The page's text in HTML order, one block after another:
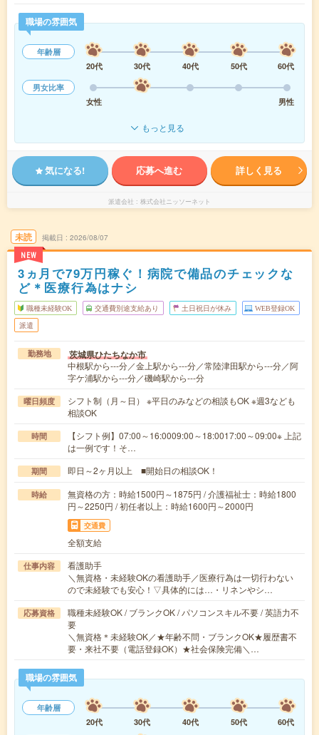
職場の雰囲気
年齢層
20代
30代 40代 50代
60代
男女比率
女性
男性
もっと見る
気になる! 応募へ進む 詳しく見る
派遣会社 株式会社ニッソーネット
未読
NEW
掲載日 2026/08/07
3ヵ月で79万円稼ぐ！病院で備品のチェックな
ど＊医療行為はナシ
職種未経験OK 交通費別途支給あり 土日祝日が休み WEB登録OK
派遣
勤務地 茨城県ひたちなか市
中根駅から---分／金上駅から---分／常陸津田駅から---分／阿
字ケ浦駅から---分／磯崎駅から---分
曜日頻度
シフト制（月～日） ※平日のみなどの相談もOK ※週3なども
相談OK
時間
【シフト例】07:00～16:0009:00～18:0017:00～09:00※ 上記
は一例です！そ…
期間 即日～2ヶ月以上 ■開始日の相談OK！
時給
無資格の方：時給1500円～1875円 / 介護福祉士：時給1800
円～2250円 / 初任者以上：時給1600円～2000円
交通費
全額支給
仕事内容
看護助手
＼無資格・未経験OKの看護助手／医療行為は一切行わない
ので未経験でも安心！▽具体的には…・リネンやシ…
応募資格
職種未経験OK / ブランクOK / パソコンスキル不要 / 英語力不
要
＼無資格＊未経験OK／★年齢不問・ブランクOK★履歴書不
要・来社不要（電話登録OK）★社会保険完備＼…
職場の雰囲気
年齢層
20代
30代 40代 50代
60代